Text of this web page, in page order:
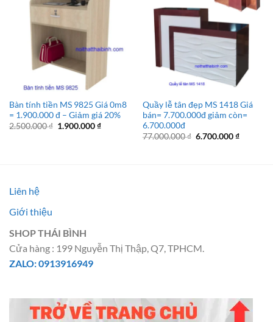
Bàn tính tiền MS 9825 Giá 0m8
= 1.900.000 đ – Giảm giá 20%
2.500.000₫ Giá
1.900.000₫Giá
Quầy lễ tân đẹp MS 1418 Giá
bán= 7.700.000đ giảm còn=
6.700.000đ
77.000.000₫ Giá
6.700.000₫Giá
Liên hệ
Giới thiệu
SHOP THÁI BÌNH
Cửa hàng : 199 Nguyễn Thị Thập, Q7, TPHCM.
ZALO: 0913916949